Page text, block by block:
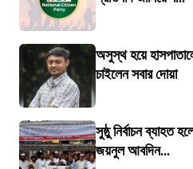
অসুস্থ হয়ে হাসপাতালে
চাইলেন সবার দোয়া
সুষ্ঠু নির্বাচন ব্যাহত
জয়নুল আবদিন...